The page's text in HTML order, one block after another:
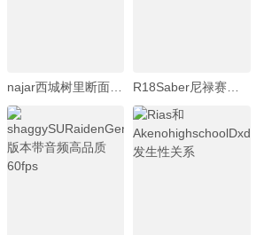
najar西城树里断面图偶像大师